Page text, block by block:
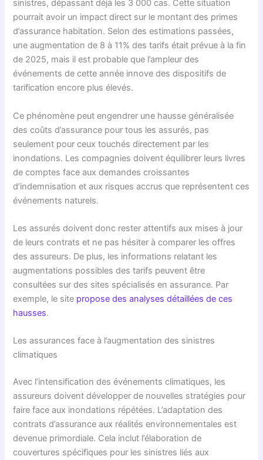
sinistres, dépassant déjà les 3 000 cas. Cette situation
pourrait avoir un impact direct sur le montant des primes
d’assurance habitation. Selon des estimations passées,
une augmentation de 8 à 11% des tarifs était prévue à la fin
de 2025, mais il est probable que l’ampleur des
événements de cette année innove des dispositifs de
tarification encore plus élevés.
Ce phénomène peut engendrer une hausse généralisée
des coûts d’assurance pour tous les assurés, pas
seulement pour ceux touchés directement par les
inondations. Les compagnies doivent équilibrer leurs livres
de comptes face aux demandes croissantes
d’indemnisation et aux risques accrus que représentent ces
événements naturels.
Les assurés doivent donc rester attentifs aux mises à jour
de leurs contrats et ne pas hésiter à comparer les offres
des assureurs. De plus, les informations relatant les
augmentations possibles des tarifs peuvent être
consultées sur des sites spécialisés en assurance. Par
exemple, le site propose des analyses détaillées de ces
hausses.
Les assurances face à l’augmentation des sinistres
climatiques
Avec l’intensification des événements climatiques, les
assureurs doivent développer de nouvelles stratégies pour
faire face aux inondations répétées. L’adaptation des
contrats d’assurance aux réalités environnementales est
devenue primordiale. Cela inclut l’élaboration de
couvertures spécifiques pour les sinistres liés aux